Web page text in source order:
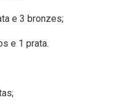
e 3 bronzes;
e 1 prata.